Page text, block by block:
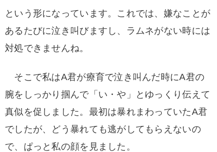
という形になっています。 これでは、嫌なことが
あるたびに泣き叫びますし、ラムネがない時には
対処できませんね。
そこで私はA君が療育で泣き叫んだ時にA君の
腕をしっかり掴んで「い・や」とゆっくり伝えて
真似を促しました。最初は暴れまわっていたA君
でしたが、どう暴れても逃がしてもらえないの
で、ぱっと私の顔を見ました。